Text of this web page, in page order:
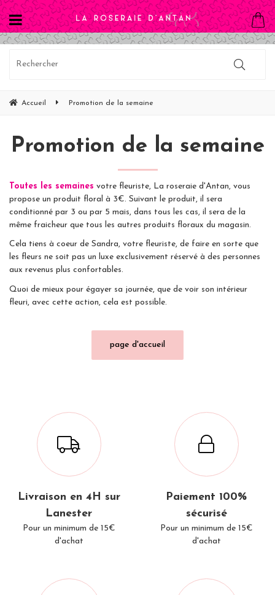
Accueil Promotion de la semaine
Promotion de la semaine
Toutes les semaines votre fleuriste, La roseraie d'Antan, vous
propose un produit floral à 3€. Suivant le produit, il sera
conditionné par 3 ou par 5 mais, dans tous les cas, il sera de la
même fraicheur que tous les autres produits floraux du magasin.
Cela tiens à coeur de Sandra, votre fleuriste, de faire en sorte que
les fleurs ne soit pas un luxe exclusivement réservé à des personnes
aux revenus plus confortables.
Quoi de mieux pour égayer sa journée, que de voir son intérieur
fleuri, avec cette action, cela est possible.
Livraison en 4H sur
Lanester
Pour un minimum de 15€
d'achat
Paiement 100%
sécurisé
Pour un minimum de 15€
d'achat